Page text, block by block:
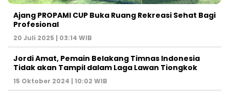
Ajang PROPAMI CUP Buka Ruang Rekreasi Sehat Bagi
Profesional
20 Juli 2025 | 03:14 WIB
Jordi Amat, Pemain Belakang Timnas Indonesia
Tidak akan Tampil dalam Laga Lawan Tiongkok
15 Oktober 2024 | 10:02 WIB